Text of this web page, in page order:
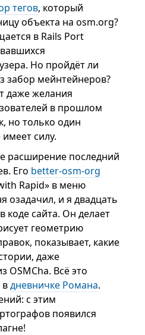
тегов, который
объекта на osm.org?
в Rails Port
Но пройдёт ли
забор мейнтейнеров?
даже желания
в прошлом
но только один
силу.
расширение последний
Его better-osm-org
Rapid» в меню
озадачил, и я двадцать
коде сайта. Он делает
геометрию
показывает, какие
даже
OSMCha. Всё это
вдневничке Романа.
с этим
появился